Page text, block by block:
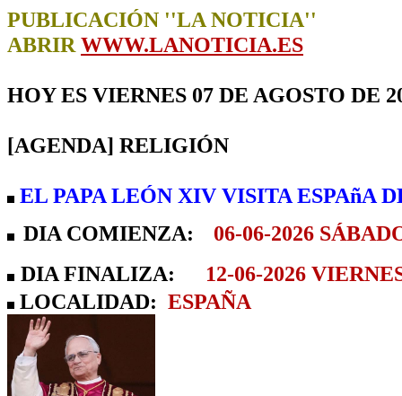
PUBLICACIÓN ''LA NOTICIA''
ABRIR WWW.LANOTICIA.ES
HOY ES VIERNES 07 DE AGOSTO DE
[AGENDA] RELIGIÓN
EL PAPA LEÓN XIV VISITA ESPAñA
DIA COMIENZA:
06-06-2026
DIA FINALIZA:
12-06-2026
LOCALIDAD: ESPAÑA